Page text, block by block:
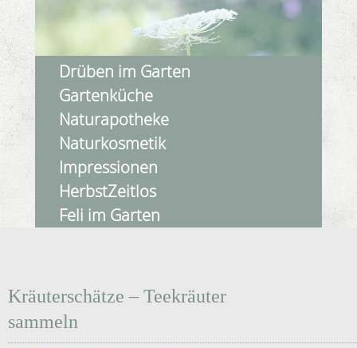
Drüben im Garten
Gartenküche
Naturapotheke
Naturkosmetik
Impressionen
HerbstZeitlos
Feli im Garten
Kräuterschätze – Teekräuter
sammeln